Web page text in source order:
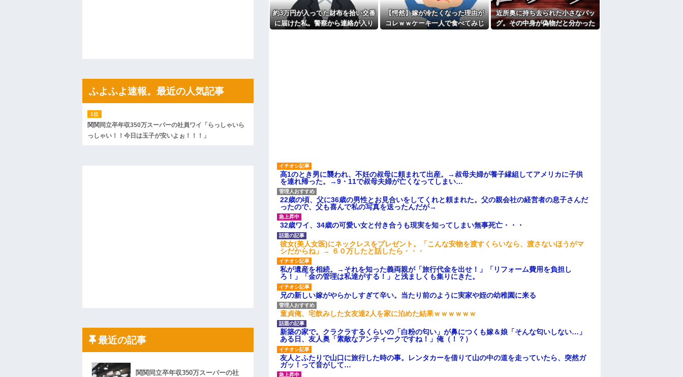
私「ちょっと、人の家の金庫触らないでよ！」キチママ『そこに金庫があっ
たから、開けてみようとしただけ☆』義兄「泥は出てけ！二度と来るな！」結
【ネット騒然】惨殺されたタワマン頂き女子のこの動画、すげえええええｗ
【愕然】白のクラウン俺氏、高速道路左車線を制限速度で走った結果
wwwwwwwwwwww
百年の恋12-899 食べた量を張り合ってくる
【悲報】佐藤輝明・・・２軍でも盛大にやらかす←あまり悲しませないでく
主な税金の成り立ちを調べてみたよ
約3万円が入ってた財布を拾い交番
に届けた私。警察から連絡が入り
【愕然】嫁が冷たくなった理由が
コレｗｗケーキ一人で食べてみじ
近所奥に持ち去られた小さなバッ
グ。その中身が偽物だと分かった
高1のとき男に襲われ、不妊の叔母に頼まれて出産。→叔母夫婦が養子縁組してアメリカに子供
を連れ帰った。→9・11で叔母夫婦が亡くなってしまい…
22歳の頃、父に36歳の男性とお見合いをしてくれと頼まれた。父の親会社の経営者の息子さんだ
ったので、父も喜んで私の写真を送ったんだが→
32歳ワイ、34歳の可愛い女と付き合うも現実を知ってしまい無事死亡・・・
彼女(美人女医)にネックレスをプレゼント。「こんな安物を渡すくらいなら、渡さないほうがマ
シだからね」→ ６０万したと話したら・・・
私が遺産を相続。→それを知った義両親が「旅行代金を出せ！」「リフォーム費用を負担し
ろ！」「金の管理は私達がする！」と浅ましくも集りにきた。
兄の新しい嫁がやらかしすぎて辛い。当たり前のように実家や姪の幼稚園に来る
童貞俺、宅飲みした女友達2人を家に泊めた結果ｗｗｗｗｗｗ
新築の家で。クラクラするくらいの「白粉の匂い」が鼻につくも嫁＆娘「そんな匂いしない…」
ある日、友人奥「素敵なアンティークですね！」俺（！？）
友人とふたりで山口に旅行した時の事。レンタカーを借りて山の中の道を走っていたら、突然ガ
ガッ！って音がして…
ふよふよ速報。最近の人気記事
関関同立卒年収350万スーパーの社員ワイ「らっしゃいら
っしゃい！！今日は玉子が安いよぉ！！！」
最近の記事
関関同立卒年収350万スーパーの社